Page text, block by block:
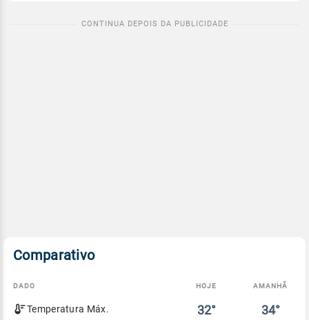
Comparativo
Comparativo
entre
DADO HOJE AMANHÃ
Temperatura Máx. 32° 34°